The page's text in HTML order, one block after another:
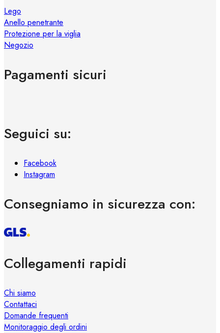
Lego
Anello penetrante
Protezione per la viglia
Negozio
Pagamenti sicuri
Seguici su:
Facebook
Instagram
Consegniamo in sicurezza con:
Collegamenti rapidi
Chi siamo
Contattaci
Domande frequenti
Monitoraggio degli ordini